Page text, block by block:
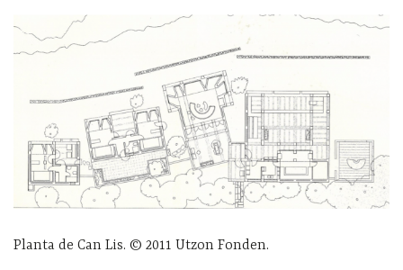
Planta de Can Lis. © 2011 Utzon Fonden.